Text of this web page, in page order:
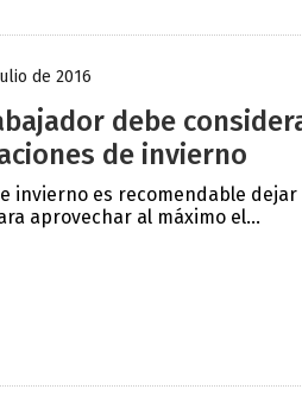
de 2016
debe
de invierno
invierno es recomendable dejar
aprovechar al máximo el...